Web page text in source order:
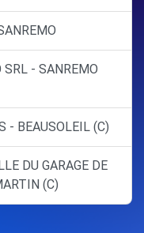
- SANREMO
- BEAUSOLEIL (C)
DU GARAGE DE
(C)